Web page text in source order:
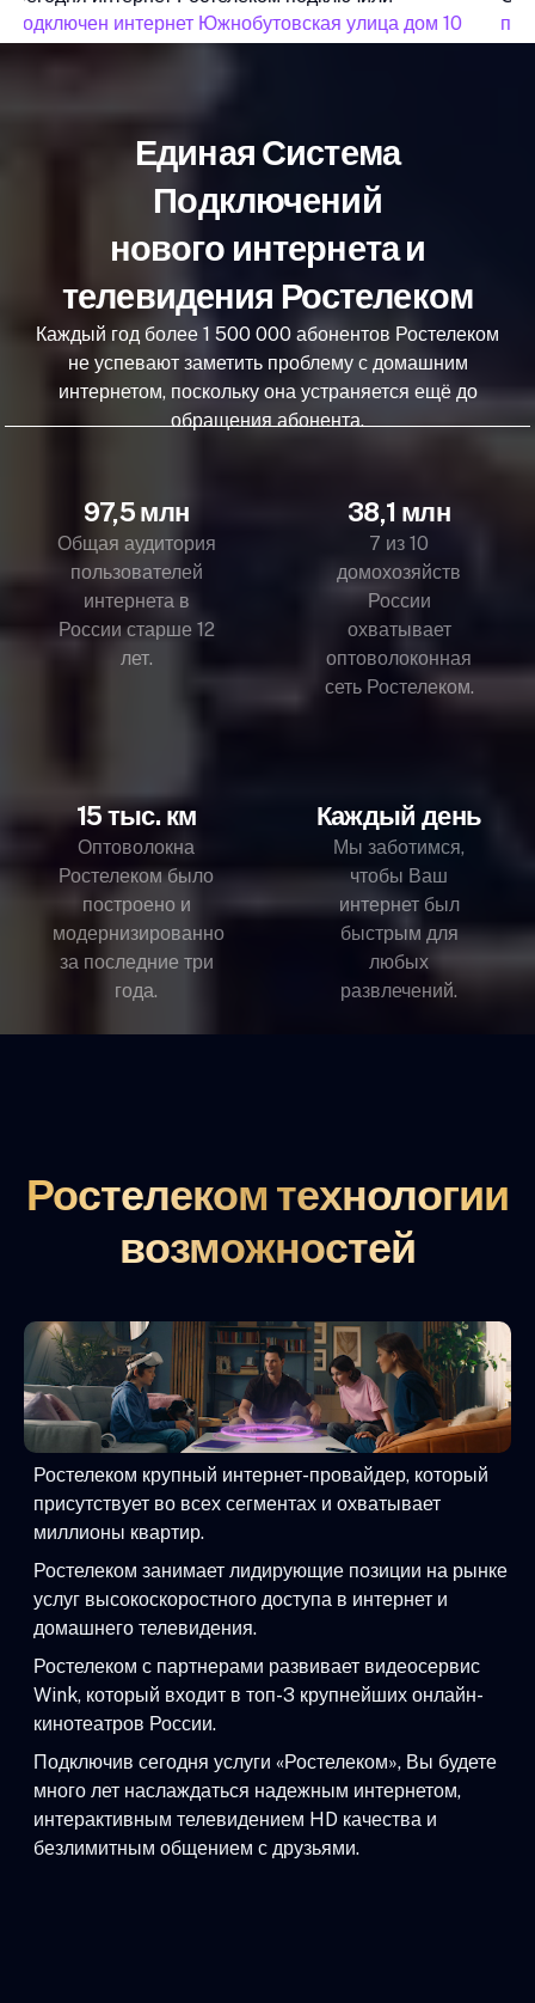
подключен интернет Южнобутовская улица дом 10
Единая Система
Подключений
нового интернета и
телевидения Ростелеком
Каждый год более 1 500 000 абонентов Ростелеком
не успевают заметить проблему с домашним
интернетом, поскольку она устраняется ещё до
обращения абонента.
97,5 млн
Общая аудитория
пользователей
интернета в
России старше 12
лет.
38,1 млн
7 из 10
домохозяйств
России
охватывает
оптоволоконная
сеть Ростелеком.
15 тыс. км
Оптоволокна
Ростелеком было
построено и
модернизированно
за последние три
года.
Каждый день
Мы заботимся,
чтобы Ваш
интернет был
быстрым для
любых
развлечений.
Ростелеком технологии
возможностей
Ростелеком крупный интернет-провайдер, который
присутствует во всех сегментах и охватывает
миллионы квартир.
Ростелеком занимает лидирующие позиции на рынке
услуг высокоскоростного доступа в интернет и
домашнего телевидения.
Ростелеком с партнерами развивает видеосервис
Wink, который входит в топ-3 крупнейших онлайн-
кинотеатров России.
Подключив сегодня услуги «Ростелеком», Вы будете
много лет наслаждаться надежным интернетом,
интерактивным телевидением HD качества и
безлимитным общением с друзьями.